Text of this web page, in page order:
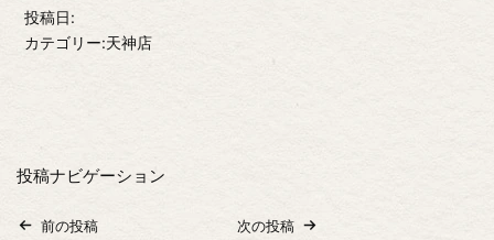
投稿日:
カテゴリー:天神店
投稿ナビゲーション
前の投稿
次の投稿